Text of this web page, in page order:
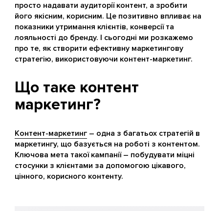
просто надавати аудиторії контент, а зробити
його якісним, корисним. Це позитивно впливає на
показники утримання клієнтів, конверсії та
лояльності до бренду. І сьогодні ми розкажемо
про те, як створити ефективну маркетингову
стратегію, використовуючи контент-маркетинг.
Що таке контент
маркетинг?
Контент-маркетинг – одна з багатьох стратегій в
маркетингу, що базується на роботі з контентом.
Ключова мета такої кампанії – побудувати міцні
стосунки з клієнтами за допомогою цікавого,
цінного, корисного контенту.